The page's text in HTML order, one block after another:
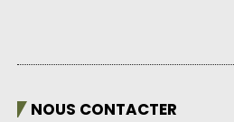
NOUS CONTACTER